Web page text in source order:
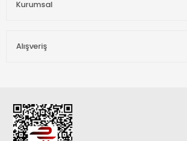
Kurumsal
Alışveriş